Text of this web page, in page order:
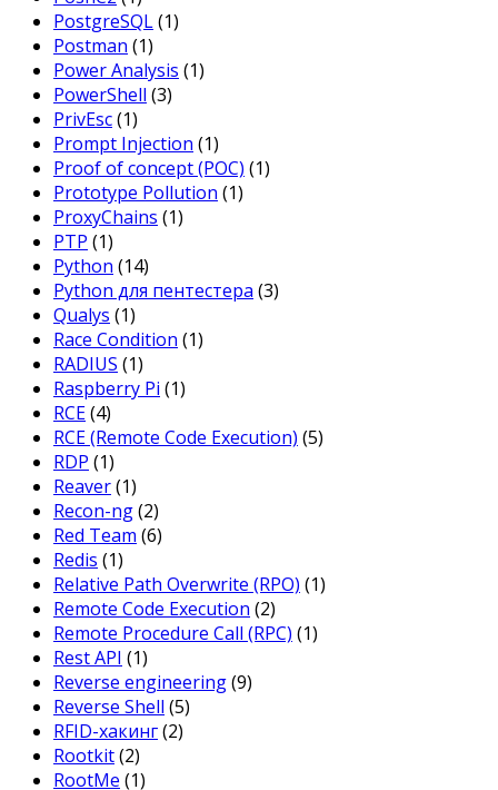
PostgreSQL(1)
Postman (1)
Power Analysis (1)
PowerShell (3)
PrivEsc(1)
Prompt Injection (1)
Proof of concept (POC) (1)
Prototype Pollution (1)
ProxyChains (1)
PTP (1)
Python (14)
Python для пентестера (3)
Qualys (1)
Race Condition (1)
RADIUS (1)
Raspberry Pi (1)
RCE(4)
RCE (Remote Code Execution) (5)
RDP (1)
Reaver(1)
Recon-ng(2)
Red Team (6)
Redis (1)
Relative Path Overwrite (RPO) (1)
Remote Code Execution (2)
Remote Procedure Call (RPC) (1)
Rest API (1)
Reverse engineering(9)
Reverse Shell (5)
RFID-хакинг(2)
Rootkit(2)
RootMe (1)